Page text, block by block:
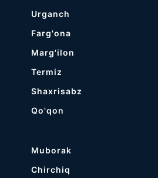
Urganch
Farg'ona
Marg'ilon
Termiz
Shaxrisabz
Qo'qon
Muborak
Chirchiq